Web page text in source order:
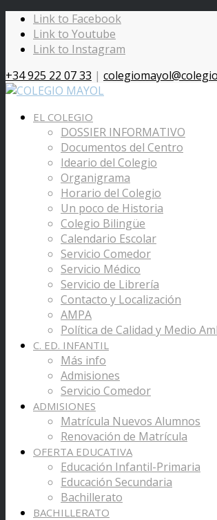
Link to Facebook
Link to Youtube
Link to Instagram
+34 925 22 07 33 |
EL COLEGIO
DOSSIER INFORMATIVO
Documentos del Centro
Ideario del Colegio
Organigrama
Horario del Colegio
Un poco de Historia
Colegio Bilingüe
Calendario Escolar
Servicio Comedor
Servicio Médico
Servicio de Librería
Contacto y Localización
AMPA
Política de Calidad y Medio
C. ED. INFANTIL
Más info
Admisiones
Servicio Comedor
ADMISIONES
Matrícula Nuevos Alumnos
Renovación de Matrícula
OFERTA EDUCATIVA
Educación Infantil-Primaria
Educación Secundaria
Bachillerato
BACHILLERATO